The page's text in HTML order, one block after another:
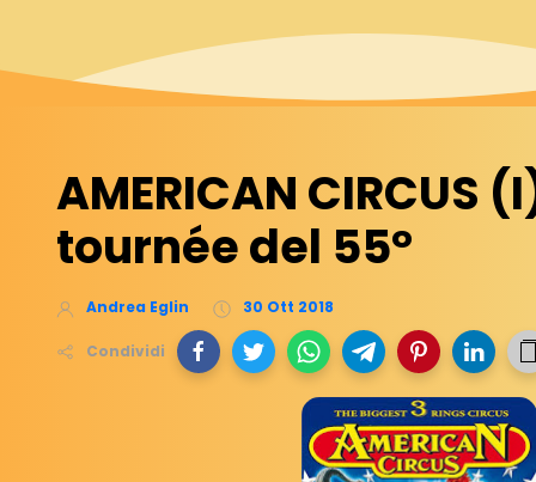
AMERICAN CIRCUS
tournée del 55°
Andrea Eglin 30 Ott 2018
Condividi